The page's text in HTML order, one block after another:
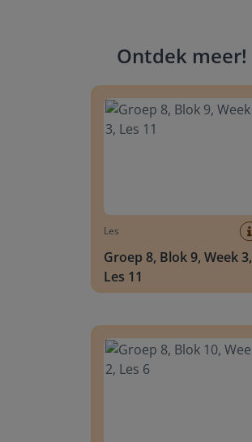
Ontdek meer!
Les
Groep 8, Blok 9, Week 3,
Les 11